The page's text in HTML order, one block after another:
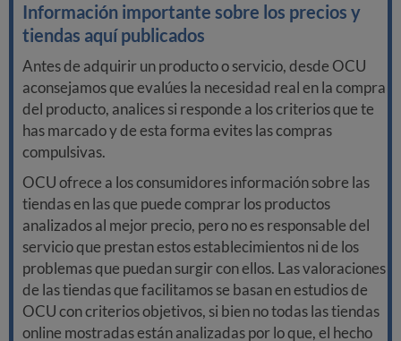
Información importante sobre los precios y
tiendas aquí publicados
Antes de adquirir un producto o servicio, desde OCU
aconsejamos que evalúes la necesidad real en la compra
del producto, analices si responde a los criterios que te
has marcado y de esta forma evites las compras
compulsivas.
OCU ofrece a los consumidores información sobre las
tiendas en las que puede comprar los productos
analizados al mejor precio, pero no es responsable del
servicio que prestan estos establecimientos ni de los
problemas que puedan surgir con ellos. Las valoraciones
de las tiendas que facilitamos se basan en estudios de
OCU con criterios objetivos, si bien no todas las tiendas
online mostradas están analizadas por lo que, el hecho